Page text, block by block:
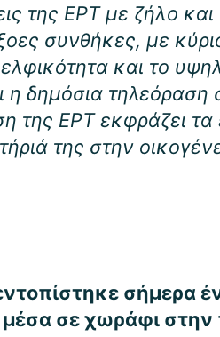
της ΕΡΤ με ζήλο
συνθήκες, με
και το
η δημόσια
της ΕΡΤ εκφράζει τα
της στην
σήμερα
σε χωράφι στην